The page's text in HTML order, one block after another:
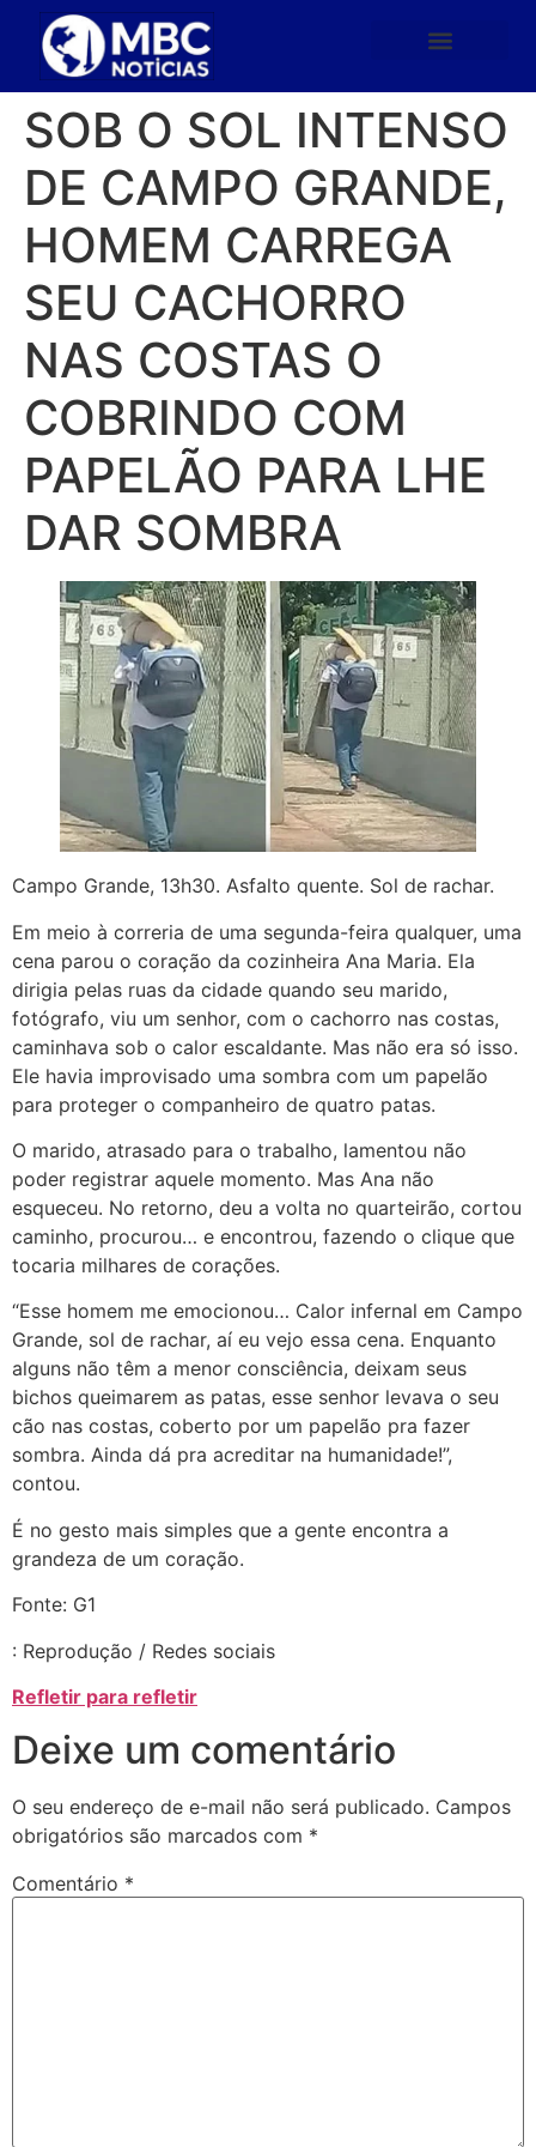
SOB O SOL INTENSO
DE CAMPO GRANDE,
HOMEM CARREGA
SEU CACHORRO
NAS COSTAS O
COBRINDO COM
PAPELÃO PARA LHE
DAR SOMBRA
Campo Grande, 13h30. Asfalto quente. Sol de rachar.
Em meio à correria de uma segunda-feira qualquer, uma
cena parou o coração da cozinheira Ana Maria. Ela
dirigia pelas ruas da cidade quando seu marido,
fotógrafo, viu um senhor, com o cachorro nas costas,
caminhava sob o calor escaldante. Mas não era só isso.
Ele havia improvisado uma sombra com um papelão
para proteger o companheiro de quatro patas.
O marido, atrasado para o trabalho, lamentou não
poder registrar aquele momento. Mas Ana não
esqueceu. No retorno, deu a volta no quarteirão, cortou
caminho, procurou… e encontrou, fazendo o clique que
tocaria milhares de corações.
“Esse homem me emocionou… Calor infernal em Campo
Grande, sol de rachar, aí eu vejo essa cena. Enquanto
alguns não têm a menor consciência, deixam seus
bichos queimarem as patas, esse senhor levava o seu
cão nas costas, coberto por um papelão pra fazer
sombra. Ainda dá pra acreditar na humanidade!”,
contou.
É no gesto mais simples que a gente encontra a
grandeza de um coração.
Fonte: G1
: Reprodução / Redes sociais
Refletir para refletir
Deixe um comentário
O seu endereço de e-mail não será publicado. Campos
obrigatórios são marcados com *
Comentário *